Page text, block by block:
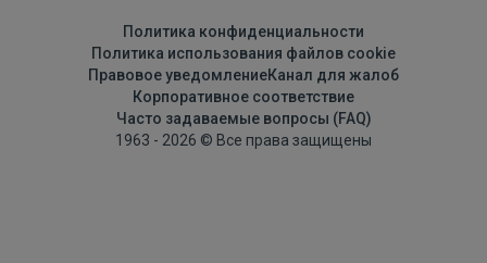
Политика конфиденциальности
Политика использования файлов cookie
Правовое уведомлениеКанал для жалоб
Корпоративное соответствие
Часто задаваемые вопросы (FAQ)
1963 - 2026 © Все права защищены